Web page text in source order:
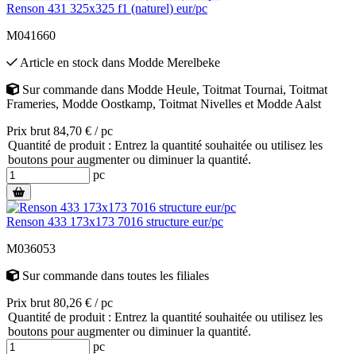
Renson 431 325x325 f1 (naturel) eur/pc
M041660
Article en stock dans Modde Merelbeke
Sur commande dans Modde Heule, Toitmat Tournai, Toitmat
Frameries, Modde Oostkamp, Toitmat Nivelles et Modde Aalst
Prix brut 84,70 € / pc
Quantité de produit : Entrez la quantité souhaitée ou utilisez les
boutons pour augmenter ou diminuer la quantité.
pc
Renson 433 173x173 7016 structure eur/pc
M036053
Sur commande dans toutes les filiales
Prix brut 80,26 € / pc
Quantité de produit : Entrez la quantité souhaitée ou utilisez les
boutons pour augmenter ou diminuer la quantité.
pc